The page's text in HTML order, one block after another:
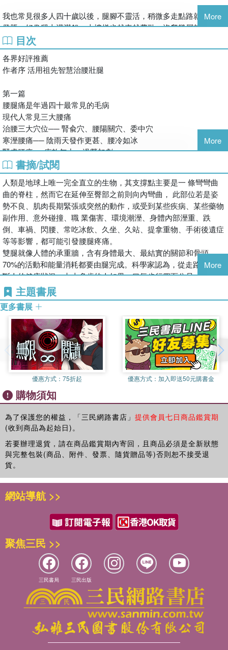
【各界好評】
飛碟聯播網「青春不會老」主持人 朱衛茵
以前我喜歡穿高跟鞋，什麼都以美為第一優先，後來吳醫師教會我
一件最重要的事：每天做一些基本功，然後天天運動。但也要做對
運動才有效，該怎麼做才對呢？當然就是要看吳醫師再版新書啊！
平溪農會專案經理 嚴麗秋
老師對中醫的研究非常用心，也經常在媒體傳播正確的保健觀念。
有幸聽到老師演講的話，他一定會當場教你如何養腰活腿，像是立
正站好的正確姿勢、腰要怎麼正確擺動。跟著老師學健康養生，輕
鬆又有趣。推薦大家一起來讀這本有愛心且效果很棒的書！
資深健康生活圖書策劃人 鄭良蘋
吳老師不僅分享許多實用的養生技巧和運動方法，也透露了從中醫
典籍中提煉的經方，以及他的「獨門秘笈」。無論你是長時間坐在
辦公室的白領，還是熱愛運動的健身者，都能從這本書中獲得寶貴
的知識和實用的指導。
愛好生活的中年婦女 鄒慧玉
我經常跟好友們邀約出遊，遇到有人行走困難、閃到腰或腿腳不利
索，大大降低了旅遊興致。本書從病痛的症狀，到如何用按摩、針
灸、艾灸，再加上食療，內容豐富，能有效改善腰腿疼痛，恢復敏
文字工作者 何謙
工作時，我有時久坐、有時久站，對腰部腿部的負擔都不小，時常
感受到腰痠腿疼、無力。如今，我常在例行運動之後，搭配吳老師
的運動方式，加上與家人互相按摩三大治腰穴位，整個身體循環變
好，身心輕盈，心情也變得更好了！
媒體協理 張依瑄
六年前我在毫無徵兆的情況下急性椎間盤突出，手術後身體諸多不
適，右小腿和腳底持續麻脹痛，非常難受。直到參加了吳老師在
《康健雜誌》開設的線上課，我的健康之路才重新找到正確方向。
我想將自身求醫治療的經歷分享給更多的人，同時向大家推薦這本
《養腰活腿，身體就輕鬆》！
我也常見很多人四十歲以後，腿腳不靈活，稍微多走點路就腳發痠
發脹，好像腿上灌滿鉛，上樓梯也越來越費勁，沒爬幾層就氣喘吁
吁，在我看來都是衰老的最早特徵。
很多中年女性只要一站久，就會覺得腰痠腿痛；咳嗽時，腿還會出
現放射性疼痛。如果小腿肚出現壓痛更要注意，說明腸胃已經開始
還有一種是雙腿一側發涼，即使夏天也覺得小腿肚摸起來涼冷。更
多人睡到半夜就抽筋，即使不是在運動後或因為受涼。還有些人出
現足跟疼痛，生活品質大受影響。
我常想，如何用簡單的語言讓大家明白，老祖宗的養生智慧可以幫
到他們，可是當我主動走向前跟他們提起中醫「治腰壯腿」的話題
時，多數人卻半信半疑，寧可相信開刀打骨釘、寧可繼續忍受無比
的痛苦，每天花一堆時間去復健、或吃一堆安慰自己但沒有明顯效
果的藥物或保健食品。
這使得我感觸非常深，我們號稱華夏文化古國，然而中醫的教育或
常識卻不普及，也不夠受重視。我在美國在台協會的國際社區服務
基金會，用英文教世界各國來台灣的外國大使、領事與外商公司員
工眷屬們，有關中醫針灸與養生十多年，他們反而把中國傳統醫學
當作寶，不斷地來向我挖寶。他們非常驚訝為什麼不用藥、不用辛
苦復健，只用食療、按摩、推拿、針灸、敲打經絡、做做氣功養生
運動，經年累月治不好的痠痛或難纏的慢性疾病就康復了。這些西
方人普遍深信用藥與手術應該是最後一步的選擇，因為藥物總是有
毒的，而手術後總難免會有些麻煩的後遺症。
衷心盼望政府能用心規劃，讓學生從小就學習中醫常識與教育，能
夠充分運用穴道、食療、氣功運動等關鍵要領，促進身體健康，使
學生不會一上學就精神萎靡，青壯年一工作就喊腰痠背痛，中老人
一過中年就得靠吃藥打針過日子。
從中醫典籍《黃帝內經》來看，中醫至少有將近三千年的「人體實
驗」經驗累積，從生活上各種細節做起，這是為何很多人會覺得，
療或中藥方面，這本書我用最白話的方式來講防治腰腿問題，簡單
易學，馬上可以運用，不用想得太難，希望大家不要老是繞在一些
艱澀的醫學病名，只要跟著本書做做看，對您難纏的腰痠背痛老毛
病，可能很快就會迎刃而解了。
More
目次
各界好評推薦
作者序 活用祖先智慧治腰壯腿
第一篇
腰腿痛是年過四十最常見的毛病
現代人常見三大腰痛
治腰三大穴位── 腎兪穴、腰陽關穴、委中穴
寒溼腰痛── 陰雨天發作更甚、腰冷如冰
腎虛腰痛──痠軟無力、過勞加劇
外傷腰痛──痛處固定不移，轉側時更痛
緩解腰痛不求人
艾條灸，最適合慢性腰腿痛
委中穴放血，作用迅速
踩踏竹筒，等同較強的足底按摩
治母親腿痛竟也改善氣喘
第二篇
腰腿好人不老
蹲功的妙處：幫助腰部腿部筋骨肌肉恢復年輕
學七爺八爺走路壯腿腰
鬆開僵硬脊椎，改善循環
睡覺前後打開骨盤—腰腿疼痛不再來
上下反轉：腰椎自動矯正運動
磨腰功：壯腰強腎
藿香正氣散：防治腰重腿無力
加味逍遙散：改善經期或更年期的腰部酸痛
當歸芍藥散：調適血弱怕冷的懷孕腰酸
柴胡桂枝湯：和解不明原因的側腰酸痛
葛根湯：專治感冒引起的頸背痛
獨活寄生湯：緩解腰膝冷痛、麻痺久症
當歸四逆湯：強心血、通經絡、暖腰腿
第3章 養腰活腿雙食譜
薏仁絲瓜豬腳湯：鬆筋美容防骨鬆
清蓮藕湯：活血化瘀、修復組織
第4章 補鈣，構建養腰活腿的基礎
第三篇 緩解腰痛穴位說明
第5章 會牽引別處的腰痛
牽引胸部的腰痛
牽引至肩部的腰痛
牽引脊椎的腰痛
揹負重物的腰痛
More
書摘/試閱
人類是地球上唯一完全直立的生物，其支撐點主要是一 條彎彎曲
曲的脊柱，然而它在延伸至臀部之前則向內彎曲， 此部位若是姿
勢不良、肌肉長期緊張或突然的動作，或受到某些疾病、某些藥物
副作用、意外碰撞、職 業傷害、環境潮溼、身體內部溼重、跌
倒、車禍、閃腰、常吃冰飲、久坐、久站、提拿重物、手術後遺症
等等影響，都可能引發腰腿疼痛。
雙腿就像人體的承重牆，含有身體最大、最結實的關節和骨頭。
70%的活動和能量消耗都要由腿完成。科學家認為，從走路便可判
斷人的健康狀況，七十多歲的人如果一口氣步行四百公尺，可推估
他還能多活六年。老人每次走的 距離越長，速度越快，走得越輕
鬆，那麼他的壽命就越長。
此外，腿部肌肉強勁的人必然有一顆強有力的心臟，因 為腰腿
強、經絡傳導暢通，氣血就能順利送往各個器官，特別是心臟和消
化系統。
97% 腰背痛是結構問題 腰痛背痛問題可分三大類：
第一類的結構問題佔 97%，是由動作或姿勢引發的疼痛，包含骨
骼、肌肉、神經異常等。大多數的腰痛、背痛屬於這 類，醫學上
又稱機械性疼痛。例如搬東西閃到腰，致使肌肉 拉傷導致的腰
痛。
第二類發炎問題佔 1% ∼ 2%，起因是由感染、發炎、 免疫系統引
發發炎性的疼痛，通常是在身體不動一段時間後 產生疼痛。例如
早上睡醒後較為疼痛，活動後疼痛趨緩的僵 直性脊椎炎、發炎性
關節炎等，癌症腫瘤的轉移痛也會有此現象。
第三類臟器問題佔 1% ∼ 2%，是由臟器引發的轉移痛， 如胃炎、
腎結石，常伴隨者噁心、想吐、發燒等症狀。
早在兩千多年前，傳統中醫學對腰痛的治療就有豐富的臨床經驗，
病變所引起的腰痛，以及內外統一的整體觀念。
人體經脈有如錯綜複雜的交通路線，但大半會經過腰腹，當局部氣
血凝塞即產生循環不良，就會造成腰痛。
也就是說，腰痛與體內許多經脈中的某一段不通暢至為 密切，例
如通行背部的足太陽經、走身體側面的足少陽經、走身體前中線兩
側旁及腿部外側緣的足陽明經、走腹部一圈的帶脈、走腿部內側中
線旁到達腰腹的足太陰脾經與足厥陰經等等。我們如果能將身體經
絡所經過的「關鍵處」，也就是「穴位」，使其氣血暢通，往往對
醫生多建議腰痛症狀較輕的人要常找空隙休息、常使用熱敷、先蹲
More
主題書展
更多書展
優惠方式： 75折起 優惠方式： 加入即送50元購書金
購物須知
為了保護您的權益，「三民網路書店」 提供會員七日商品鑑賞期
(收到商品為起始日)。
若要辦理退貨，請在商品鑑賞期內寄回，且商品必須是全新狀態
與完整包裝(商品、附件、發票、隨貨贈品等)否則恕不接受退
貨。
網站導航 >>
聚焦三民 >>
三民書局 三民出版